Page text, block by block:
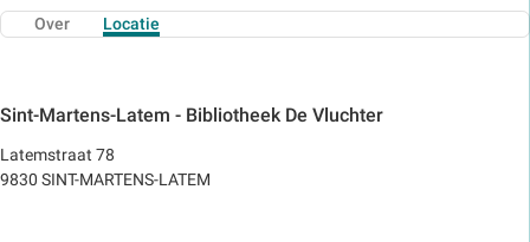
Over Locatie
Sint-Martens-Latem - Bibliotheek De Vluchter
Latemstraat 78
9830 SINT-MARTENS-LATEM